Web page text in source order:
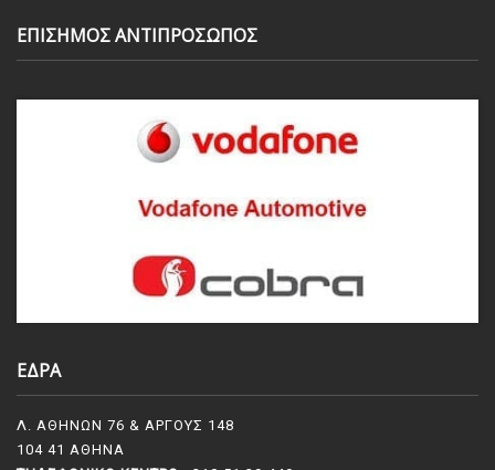
ΕΠΙΣΗΜΟΣ ΑΝΤΙΠΡΟΣΩΠΟΣ
ΕΔΡΑ
Λ. ΑΘΗΝΩΝ 76 & ΑΡΓΟΥΣ 148
104 41 ΑΘΗΝΑ